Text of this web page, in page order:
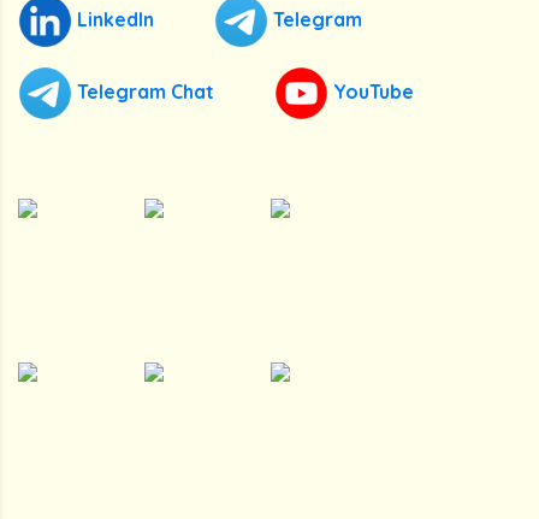
LinkedIn Telegram
Telegram Chat YouTube